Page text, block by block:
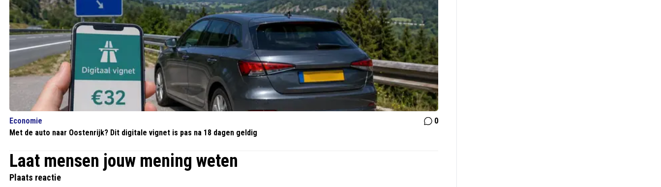
Economie
0
Met de auto naar Oostenrijk? Dit digitale vignet is pas na 18 dagen geldig
Laat mensen jouw mening weten
Plaats reactie